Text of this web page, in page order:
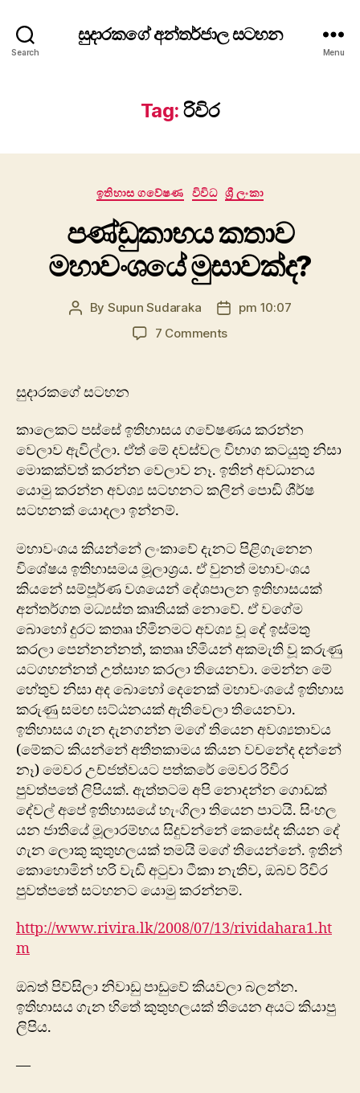
Search
සුදාරකගේ අන්තර්ජාල සටහන
Menu
Tag: රිවිර
Categories
ඉතිහාස ගවේෂණ විවිධ ශ්‍රී ලංකා
පණ්ඩුකාභය කතාව
මහාවංශයේ මුසාවක්ද?
Post
By Supun Sudaraka
Postpm 10:07
7 Commentson
සුදාරකගේ සටහන
කාලෙකට පස්සේ ඉතිහාසය ගවේෂණය කරන්න
වෙලාව ඇවිල්ලා. ඒත් මේ දවස්වල විභාග කටයුතු නිසා
මොකක්වත් කරන්න වෙලාව නෑ. ඉතින් අවධානය
යොමු කරන්න අවශ්‍ය සටහනට කලින් පොඩි ශීර්ෂ
සටහනක් යොදලා ඉන්නම්.
මහාවංශය කියන්නේ ලංකාවේ දැනට පිළිගැනෙන
විශේෂය ඉතිහාසමය මූලාශ්‍රය. ඒ වුනත් මහාවංශය
කියනේ සම්පූර්ණ වශයෙන් දේශපාලන ඉතිහාසයක්
අන්තර්ගත මධ්‍යස්ත කෘතියක් නොවේ. ඒ වගේම
බොහෝ දුරට කතෲ හිමිනමට අවශ්‍ය වූ දේ ඉස්මතු
කරලා පෙන්නන්නත්, කතෲ හිමියන් අකමැති වූ කරුණු
යටගහන්නත් උත්සාහ කරලා තියෙනවා. මෙන්න මේ
හේතුව නිසා අද බොහෝ දෙනෙක් මහාවංශයේ ඉතිහාස
කරුණු සමඟ ඝට්ඨනයක් ඇතිවෙලා තියෙනවා.
ඉතිහාසය ගැන දැනගන්න මගේ තියෙන අවශ්‍යතාවය
(මේකට කියන්නේ අතීතකාමය කියන වචනේද දන්නේ
නෑ) මෙවර උච්ජත්වයට පත්කරේ මෙවර රිවිර
පුවත්පතේ ලිපියක්. ඇත්තටම අපි ‍නොදන්න ගොඩක්
දේවල් අපේ ඉතිහාසයේ හැංගිලා තියෙන පාටයි. සිංහල
යන ජාතියේ මූලාරම්භය සිදුවන්නේ කෙසේද කියන දේ
ගැන ලොකු කුතුහලයක් තමයි මගේ තියෙන්නේ. ඉතින්
කොහොමින් හරි වැඩි අටුවා ටීකා නැතිව, ඔබව රිවිර
පුවත්පතේ සටහනට යොමු කරන්නම්.
http://www.rivira.lk/2008/07/13/rividahara1.ht
m
ඔබත් පිව්සි‍ලා නිවාඩු පාඩුවේ කියවලා බලන්න.
ඉතිහාසය ගැන හිතේ කුතුහලයක් තියෙන අයට කියාපු
ලිපිය.
—